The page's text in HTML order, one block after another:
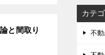
と間取り
カテ
不